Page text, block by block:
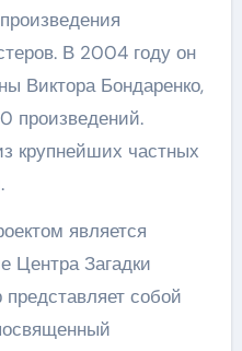
В 2004 году он
Виктора Бондаренко,
произведений.
крупнейших частных
является
Центра Загадки
собой